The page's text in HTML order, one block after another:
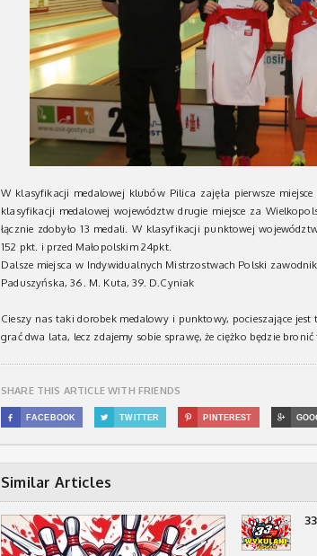
W klasyfikacji medalowej klubów Pilica zajęła pierwsze
klasyfikacji medalowej województw drugie miejsce za
łącznie zdobyło 13 medali. W klasyfikacji punktowej
152 pkt. i przed Małopolskim 24pkt.
Dalsze miejsca w Indywidualnych Mistrzostwach Polski
Paduszyńska, 36. M. Kuta, 39. D.Cyniak
Cieszy nas taki dorobek medalowy i punktowy, pocieszające jest
grać dwa lata, lecz zdajemy sobie sprawę, że ciężko będzie
SHARE THIS ARTICLE WITH FRIENDS
 FACEBOOK  TWITTER  PINTEREST 
Similar Articles